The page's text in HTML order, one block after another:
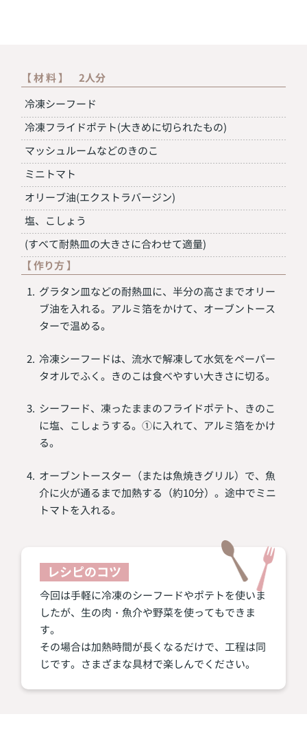
【 材 料 】 2人分
冷凍シーフード
冷凍フライドポテト(大きめに切られたもの)
マッシュルームなどのきのこ
ミニトマト
オリーブ油(エクストラバージン)
塩、こしょう
(すべて耐熱皿の大きさに合わせて適量)
【 作り方 】
グラタン皿などの耐熱皿に、半分の高さまでオリー
ブ油を入れる。アルミ箔をかけて、オーブントース
ターで温める。
冷凍シーフードは、流水で解凍して水気をペーパー
タオルでふく。きのこは食べやすい大きさに切る。
シーフード、凍ったままのフライドポテト、きのこ
に塩、こしょうする。①に入れて、アルミ箔をかけ
る。
オーブントースター（または魚焼きグリル）で、魚
介に火が通るまで加熱する（約10分）。途中でミニ
トマトを入れる。
レシピのコツ
今回は手軽に冷凍のシーフードやポテトを使いま
したが、生の肉・魚介や野菜を使ってもできま
す。
その場合は加熱時間が長くなるだけで、工程は同
じです。さまざまな具材で楽しんでください。